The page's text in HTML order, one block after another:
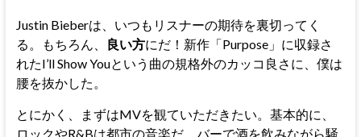
Justin Bieberは、いつもリスナーの期待を裏切ってく
る。もちろん、
良い方にだ！新作「Purpose」に収録さ
れたI’ll Show Youという曲の規格外のカッコ良さに、僕は
腰を抜かした。
とにかく、まずはMVを観ていただきたい。基本的に、
ロックやR&Bは都市の音楽だ。バーで酒を飲みながら騒